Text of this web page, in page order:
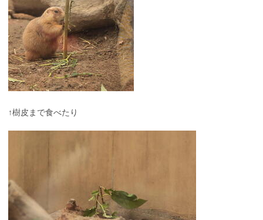
↑樹皮まで食べたり